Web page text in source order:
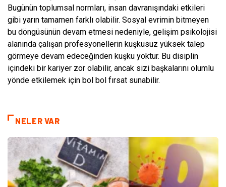
Bugünün toplumsal normları, insan davranışındaki etkileri
gibi yarın tamamen farklı olabilir. Sosyal evrimin bitmeyen
bu döngüsünün devam etmesi nedeniyle, gelişim psikolojisi
alanında çalışan profesyonellerin kuşkusuz yüksek talep
görmeye devam edeceğinden kuşku yoktur. Bu disiplin
içindeki bir kariyer zor olabilir, ancak sizi başkalarını olumlu
yönde etkilemek için bol bol fırsat sunabilir.
NELER VAR